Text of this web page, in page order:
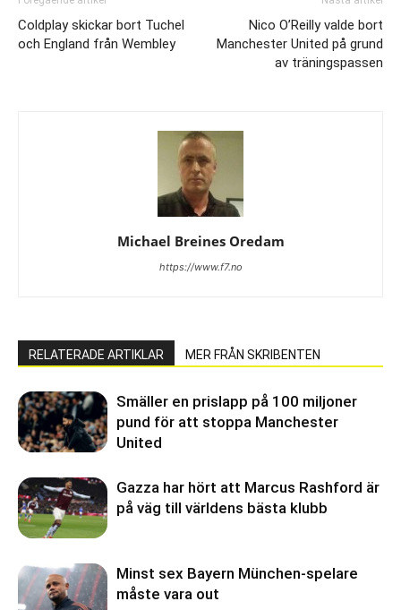
Coldplay skickar bort Tuchel
och England från Wembley
Nico O’Reilly valde bort
Manchester United på grund
av träningspassen
Michael Breines Oredam
https://www.f7.no
RELATERADE ARTIKLAR MER FRÅN SKRIBENTEN
Smäller en prislapp på 100 miljoner
pund för att stoppa Manchester
United
Gazza har hört att Marcus Rashford är
på väg till världens bästa klubb
Minst sex Bayern München-spelare
måste vara out